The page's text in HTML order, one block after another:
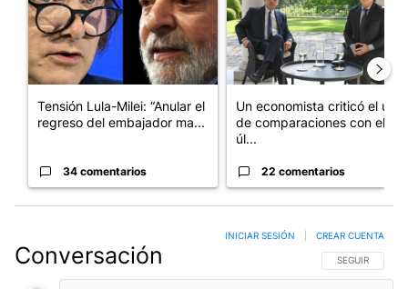
Tensión Lula-Milei: “Anular el
regreso del embajador ma...
34 comentarios
Un economista criticó el uso
de comparaciones con el
úl...
22 comentarios
Conversación SIGA ESTA
SEGUIR
INICIAR SESIÓN CREAR CUENTA